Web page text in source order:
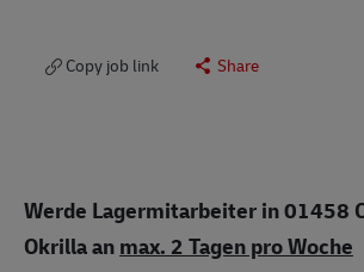
Copy job link Share
Werde Lagermitarbeiter in 01458
Okrillaanmax. 2 Tagen pro Woche